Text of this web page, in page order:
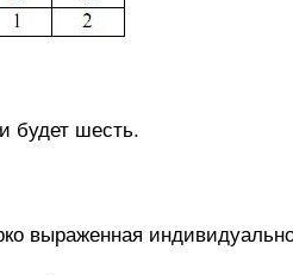
будет шесть.
выраженная